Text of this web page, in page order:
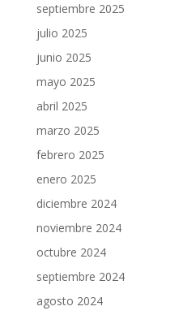
septiembre 2025
julio 2025
junio 2025
mayo 2025
abril 2025
marzo 2025
febrero 2025
enero 2025
diciembre 2024
noviembre 2024
octubre 2024
septiembre 2024
agosto 2024